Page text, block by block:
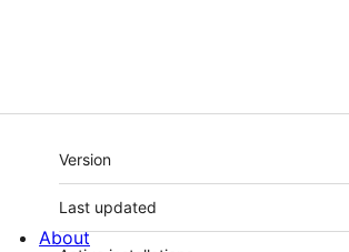
Meta
Version
Last updated
About